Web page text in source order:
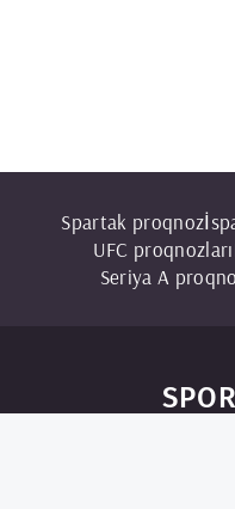
Spartak proqnoz
UFС proqnozları
Seriya A